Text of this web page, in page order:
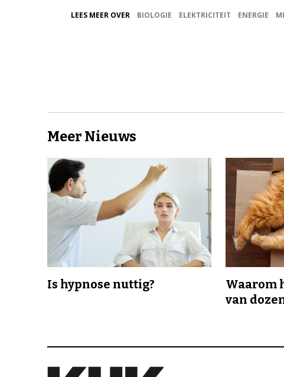
LEES MEER OVER BIOLOGIE ELEKTRICITEIT ENERGIE
Meer Nieuws
Is hypnose nuttig?
Waarom
van